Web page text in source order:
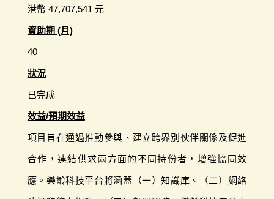
港幣 47,707,541 元
資助期 (月)
40
狀況
已完成
效益/預期效益
項目旨在通過推動參與、建立跨界別伙伴關係及促進
合作，連結供求兩方面的不同持份者，增強協同效
應。樂齡科技平台將涵蓋（一）知識庫、（二）網絡